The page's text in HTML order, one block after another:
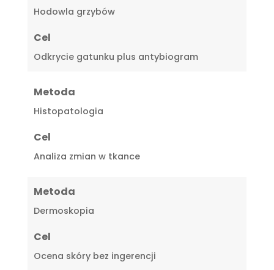
Hodowla grzybów
Cel
Odkrycie gatunku plus antybiogram
Metoda
Histopatologia
Cel
Analiza zmian w tkance
Metoda
Dermoskopia
Cel
Ocena skóry bez ingerencji